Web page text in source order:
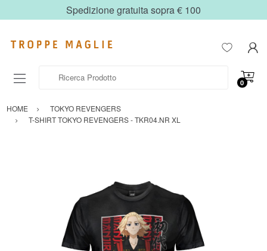
Spedizione gratuita sopra € 100
0
HOME
TOKYO REVENGERS
T-SHIRT TOKYO REVENGERS - TKR04.NR XL